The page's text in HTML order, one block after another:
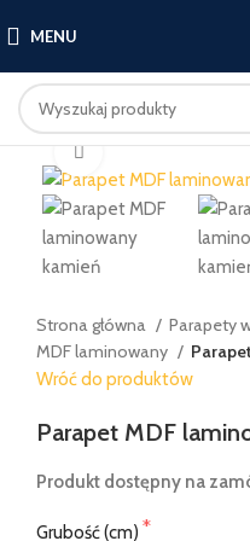
MENU
Kliknij, aby
Strona główna
Parapety
MDF laminowany
Wróć do produktów
Parapet MDF
Produkt dostępny na
Grubość (cm)